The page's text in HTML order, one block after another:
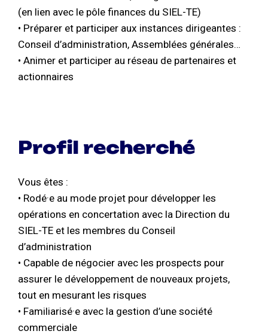
(en lien avec le pôle finances du SIEL-TE)
• Préparer et participer aux instances dirigeantes :
Conseil d’administration, Assemblées générales…
• Animer et participer au réseau de partenaires et
actionnaires
Profil recherché
Vous êtes :
• Rodé·e au mode projet pour développer les
opérations en concertation avec la Direction du
SIEL-TE et les membres du Conseil
d’administration
• Capable de négocier avec les prospects pour
assurer le développement de nouveaux projets,
tout en mesurant les risques
• Familiarisé·e avec la gestion d’une société
commerciale